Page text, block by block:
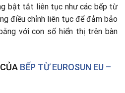
bật tắt liên tục như các bếp từ
điều chỉnh liên tục để đảm bảo
với con số hiển thị trên bàn
BẾP TỪ EUROSUN EU –